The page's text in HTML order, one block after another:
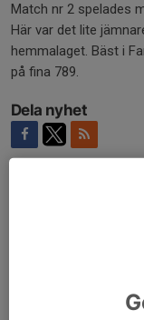
Match nr 2 spelades
Här var det lite
hemmalaget. Bäst i
på fina 789.
Dela nyhet
Tidigare nyheter